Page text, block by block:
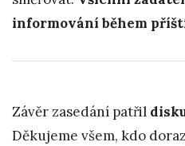
informování během
Závěr zasedání patřil
Děkujeme všem, kdo